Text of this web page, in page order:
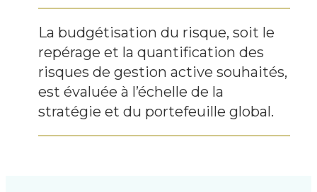
La budgétisation du risque, soit le
repérage et la quantification des
risques de gestion active souhaités,
est évaluée à l’échelle de la
stratégie et du portefeuille global.